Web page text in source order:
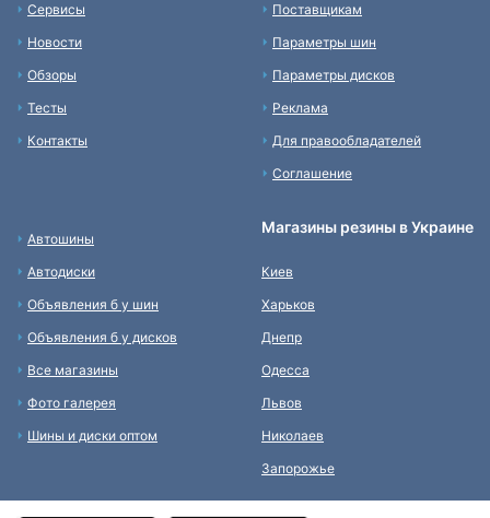
Сервисы
Новости
Обзоры
Тесты
Контакты
Поставщикам
Параметры шин
Параметры дисков
Реклама
Для правообладателей
Соглашение
Автошины
Автодиски
Объявления б у шин
Объявления б у дисков
Все магазины
Фото галерея
Шины и диски оптом
Магазины резины в Украине
Киев
Харьков
Днепр
Одесса
Львов
Николаев
Запорожье